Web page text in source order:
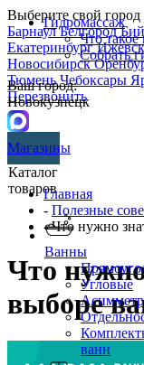
Выберите свой город
БарнаулБелгород
Екатеринбург
Новосибирск
ТюменьЧебоксары
Перезвонить
Гидромассаж
Что такое
Собрать
Ваш город:
Новокузнецк
Магазины
Каталог
товаров
Ванны
Угловые
ванн
Главная
- Полезные
- Что нужно
Что
выборе